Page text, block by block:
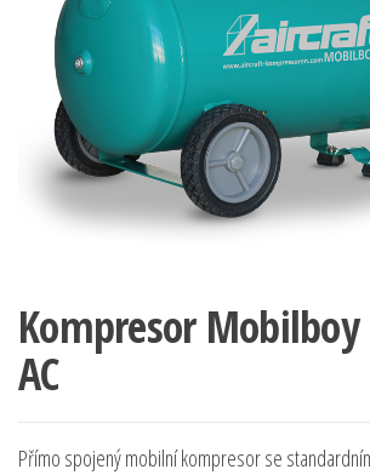
Kompresor
AC
Přímo spojený mobilní kompresor se